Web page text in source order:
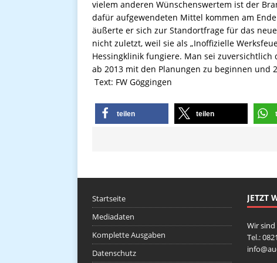
vielem anderen Wünschenswertem ist der
dafür aufgewendeten Mittel kommen am
äußerte er sich zur Standortfrage für das
nicht zuletzt, weil sie als „Inoffizielle
Hessingklinik fungiere. Man sei
ab 2013 mit den Planungen zu beginnen und
Text: FW Göggingen
teilen teilen
Startseite
Mediadaten
Komplette Ausgaben
Datenschutz
JETZT
Wir sind
Tel.: